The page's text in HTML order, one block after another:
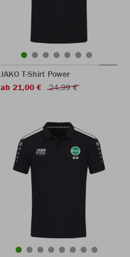
JAKO T-Shirt Power
ab 21,00 €
24,99 €